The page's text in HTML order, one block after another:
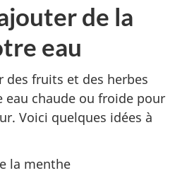
de la
eau
des fruits et des herbes
eau chaude ou froide pour
Voici quelques idées à
la menthe